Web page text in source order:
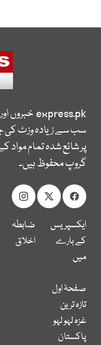
express.pkخبروں
سب سے زیادہ وزٹ کی
پر شائع شدہ تمام
گروپ محفوظ ہیں۔
ایکسپریس
کے بارے
میں
ضابطہ
اخلاق
صفحۂ اول
تازہ ترین
غزہ لہو لہو
پاکستان